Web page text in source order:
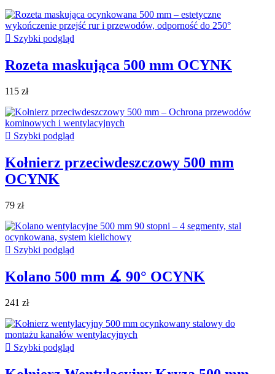
 Szybki podgląd
Rozeta maskująca 500 mm OCYNK
115 zł
 Szybki podgląd
Kołnierz przeciwdeszczowy 500 mm
OCYNK
79 zł
 Szybki podgląd
Kolano 500 mm ∡ 90° OCYNK
241 zł
 Szybki podgląd